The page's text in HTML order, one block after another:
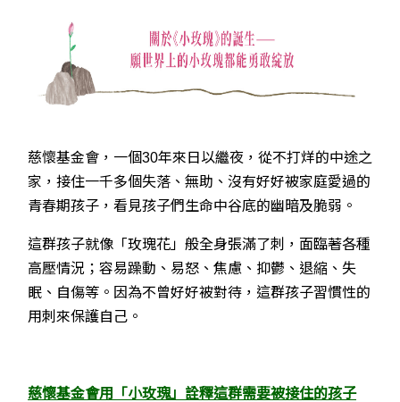
慈懷基金會，一個30年來日以繼夜，從不打烊的中途之
家，接住一千多個失落、無助、沒有好好被家庭愛過的
青春期孩子，看見孩子們生命中谷底的幽暗及脆弱。
這群孩子就像「玫瑰花」般全身張滿了刺，面臨著各種
高壓情況；容易躁動、易怒、焦慮、抑鬱、退縮、失
眠、自傷等。因為不曾好好被對待，這群孩子習慣性的
用刺來保護自己。
慈懷基金會用「小玫瑰」詮釋這群需要被接住的孩子